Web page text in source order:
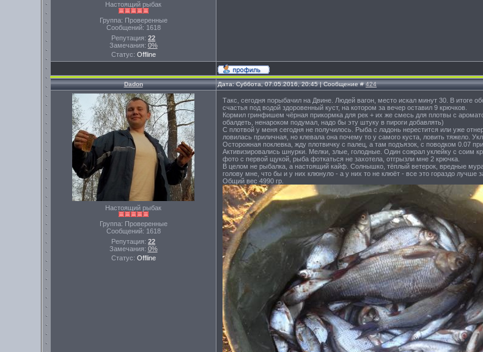
Настоящий рыбак
Группа: Проверенные
Сообщений: 1618
Репутация: 22
Замечания: 0%
Статус: Offline
Dadon Дата: Суббота, 07.05.2016, 20:45 | Сообщение #424
Настоящий рыбак
Группа: Проверенные
Сообщений: 1618
Репутация: 22
Замечания: 0%
Статус: Offline
Такс, сегодня порыбачил на Двине. Людей вагон, место искал минут 30. В итоге
счастья под водой здоровенный куст, на котором за вечер оставил 9 крючков.
Кормил гринфишем чёрная прикормка для рек + их же смесь для плотвы с
обалдеть, ненароком подумал, надо бы эту штуку в пироги добавлять)
С плотвой у меня сегодня не получилось. Рыба с ладонь нерестится или уже
ловилась приличная, но клевала она почему то у самого куста, ловить тяжело.
Осторожная поклевка, жду плотвичку с палец, а там подъязок, с поводком 0.07
Активизировались шнурки. Мелки, злые, голодные. Один сожрал уклейку с соим
фото с первой щукой, рыба фоткаться не захотела, отгрызли мне 2 крючка.
В целом не рыбалка, а настоящий кайф. Солнышко, тёплый ветерок, вредные
голову мне, что бы и у них клюнуло - а у них то не клюёт - все это гораздо лучше
Общий вес 4990 гр.